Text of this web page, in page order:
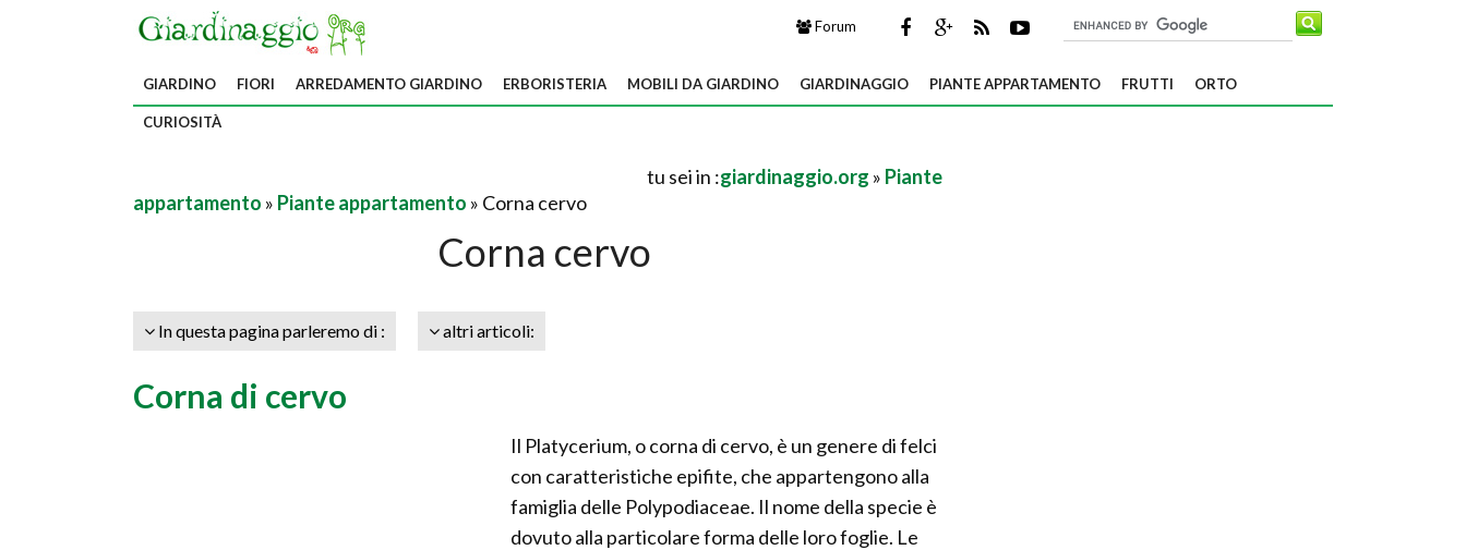
Forum
GIARDINO FIORI ARREDAMENTO GIARDINO ERBORISTERIA MOBILI DA GIARDINO GIARDINAGGIO PIANTE APPARTAMENTO FRUTTI ORTO
CURIOSITÀ
tu sei in :giardinaggio.org » Piante
appartamento » Piante appartamento » Corna cervo
Corna cervo
In questa pagina parleremo di : altri articoli:
Corna di cervo
Il Platycerium, o corna di cervo, è un genere di felci
con caratteristiche epifite, che appartengono alla
famiglia delle Polypodiaceae. Il nome della specie è
dovuto alla particolare forma delle loro foglie. Le